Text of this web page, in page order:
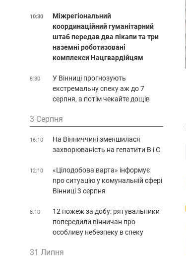
10:30
Міжрегіональний
координаційний гуманітарний
штаб передав два пікапи та три
наземні роботизовані
комплекси Нацгвардійцям
8:30
У Вінниці прогнозують
екстремальну спеку аж до 7
серпня, а потім чекайте дощів
3 Серпня
16:10
На Вінниччині зменшилася
захворюваність на гепатити В і С
12:10
«Цілодобова варта» інформує
про ситуацію у комунальній сфері
Вінниці 3 серпня
8:10
12 пожеж за добу: рятувальники
попередили вінничан про
особливу небезпеку в спеку
31 Липня